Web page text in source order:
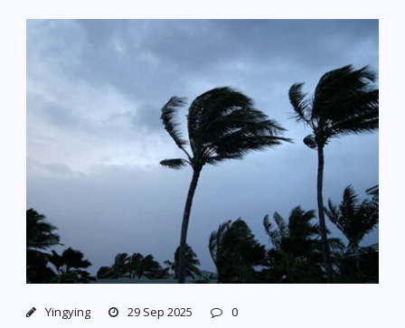
Yingying 29 Sep 2025 0